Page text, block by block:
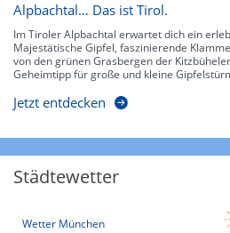
Alpbachtal… Das ist Tirol.
Im Tiroler Alpbachtal erwartet dich ein
Majestätische Gipfel, faszinierende
von den grünen Grasbergen der
Geheimtipp für große und kleine
Jetzt entdecken
Städtewetter
Wetter München